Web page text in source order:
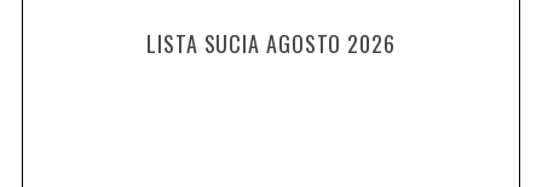
LISTA SUCIA AGOSTO 2026